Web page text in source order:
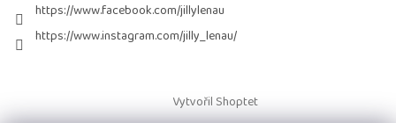
https://www.facebook.com/jillylenau
https://www.instagram.com/jilly_lenau/
Vytvořil Shoptet